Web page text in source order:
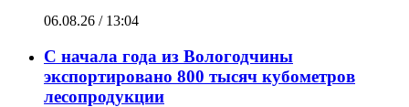
06.08.26 / 13:04
С начала года из Вологодчины
экспортировано 800 тысяч кубометров
лесопродукции